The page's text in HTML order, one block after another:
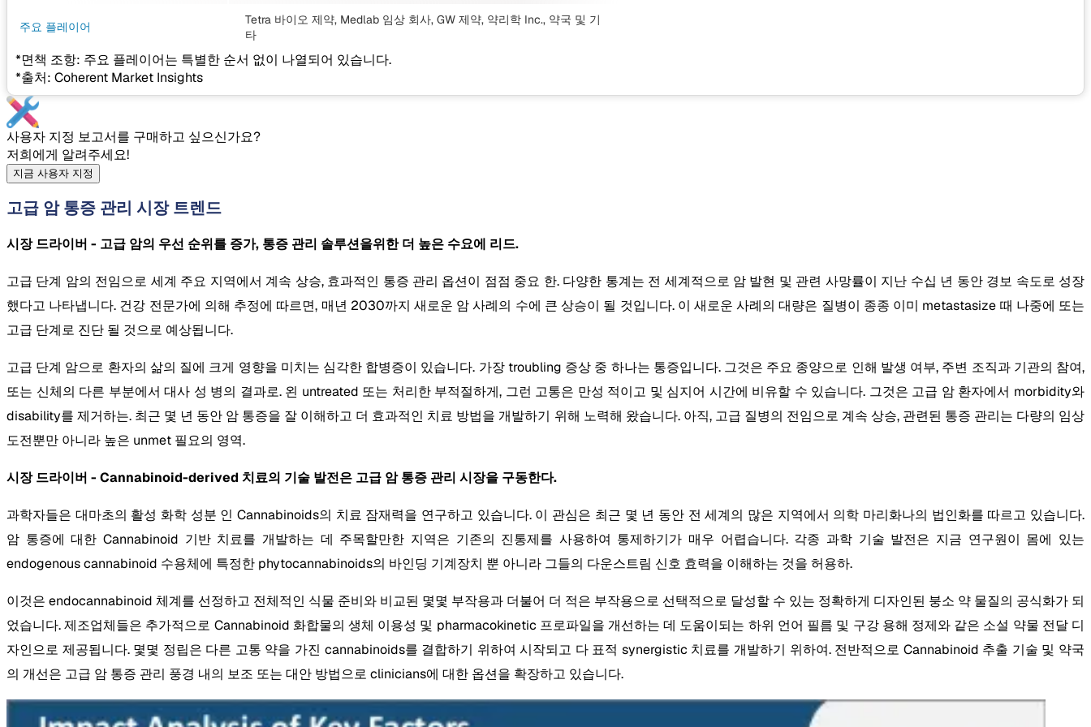
주요 플레이어 Tetra 바이오 제약, Medlab 임상 회사, GW 제약, 약리학 Inc., 약국 및 기
타
*면책 조항: 주요 플레이어는 특별한 순서 없이 나열되어 있습니다.
*출처: Coherent Market Insights
사용자 지정 보고서를 구매하고 싶으신가요?
저희에게 알려주세요!
지금 사용자 지정
고급 암 통증 관리 시장 트렌드
시장 드라이버 - 고급 암의 우선 순위를 증가, 통증 관리 솔루션을위한 더 높은 수요에 리드.
고급 단계 암의 전임으로 세계 주요 지역에서 계속 상승, 효과적인 통증 관리 옵션이 점점 중요 한. 다양한 통계는 전 세계적으로 암 발현 및 관련 사망률이 지난 수십 년 동안 경보 속도로 성장
했다고 나타냅니다. 건강 전문가에 의해 추정에 따르면, 매년 2030까지 새로운 암 사례의 수에 큰 상승이 될 것입니다. 이 새로운 사례의 대량은 질병이 종종 이미 metastasize 때 나중에 또는
고급 단계로 진단 될 것으로 예상됩니다.
고급 단계 암으로 환자의 삶의 질에 크게 영향을 미치는 심각한 합병증이 있습니다. 가장 troubling 증상 중 하나는 통증입니다. 그것은 주요 종양으로 인해 발생 여부, 주변 조직과 기관의 참여,
또는 신체의 다른 부분에서 대사 성 병의 결과로. 왼 untreated 또는 처리한 부적절하게, 그런 고통은 만성 적이고 및 심지어 시간에 비유할 수 있습니다. 그것은 고급 암 환자에서 morbidity와
disability를 제거하는. 최근 몇 년 동안 암 통증을 잘 이해하고 더 효과적인 치료 방법을 개발하기 위해 노력해 왔습니다. 아직, 고급 질병의 전임으로 계속 상승, 관련된 통증 관리는 다량의 임상
도전뿐만 아니라 높은 unmet 필요의 영역.
시장 드라이버 - Cannabinoid-derived 치료의 기술 발전은 고급 암 통증 관리 시장을 구동한다.
과학자들은 대마초의 활성 화학 성분 인 Cannabinoids의 치료 잠재력을 연구하고 있습니다. 이 관심은 최근 몇 년 동안 전 세계의 많은 지역에서 의학 마리화나의 법인화를 따르고 있습니다.
암 통증에 대한 Cannabinoid 기반 치료를 개발하는 데 주목할만한 지역은 기존의 진통제를 사용하여 통제하기가 매우 어렵습니다. 각종 과학 기술 발전은 지금 연구원이 몸에 있는
endogenous cannabinoid 수용체에 특정한 phytocannabinoids의 바인딩 기계장치 뿐 아니라 그들의 다운스트림 신호 효력을 이해하는 것을 허용하.
이것은 endocannabinoid 체계를 선정하고 전체적인 식물 준비와 비교된 몇몇 부작용과 더불어 더 적은 부작용으로 선택적으로 달성할 수 있는 정확하게 디자인된 붕소 약 물질의 공식화가 되
었습니다. 제조업체들은 추가적으로 Cannabinoid 화합물의 생체 이용성 및 pharmacokinetic 프로파일을 개선하는 데 도움이되는 하위 언어 필름 및 구강 용해 정제와 같은 소설 약물 전달 디
자인으로 제공됩니다. 몇몇 정립은 다른 고통 약을 가진 cannabinoids를 결합하기 위하여 시작되고 다 표적 synergistic 치료를 개발하기 위하여. 전반적으로 Cannabinoid 추출 기술 및 약국
의 개선은 고급 암 통증 관리 풍경 내의 보조 또는 대안 방법으로 clinicians에 대한 옵션을 확장하고 있습니다.